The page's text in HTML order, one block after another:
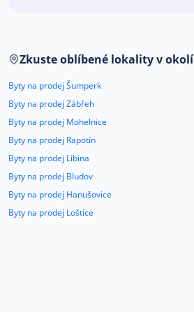
O nás
Kariéra
Kontakt
Zkuste oblíbené lokality v okolí
Byty na prodej Šumperk
Byty na prodej Zábřeh
Byty na prodej Mohelnice
Byty na prodej Rapotín
Byty na prodej Libina
Byty na prodej Bludov
Byty na prodej Hanušovice
Byty na prodej Loštice